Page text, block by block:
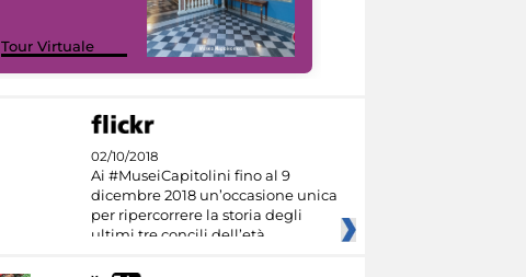
Tour Virtuale
02/10/2018
Ai #MuseiCapitolini fino al 9
dicembre 2018 un’occasione unica
per ripercorrere la storia degli
ultimi tre concili dell’età